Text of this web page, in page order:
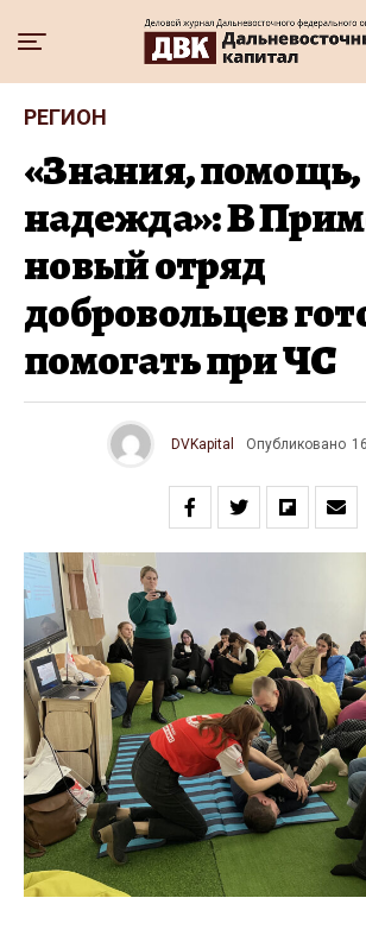
РЕГИОН
«Знания, помощь,
надежда»: В
новый отряд
добровольцев
помогать при ЧС
DVKapital Опубликовано